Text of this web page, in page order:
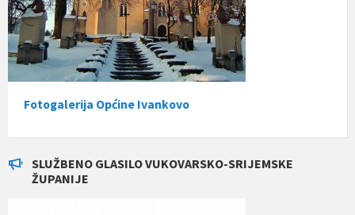
Fotogalerija Općine Ivankovo
SLUŽBENO GLASILO VUKOVARSKO-SRIJEMSKE
ŽUPANIJE